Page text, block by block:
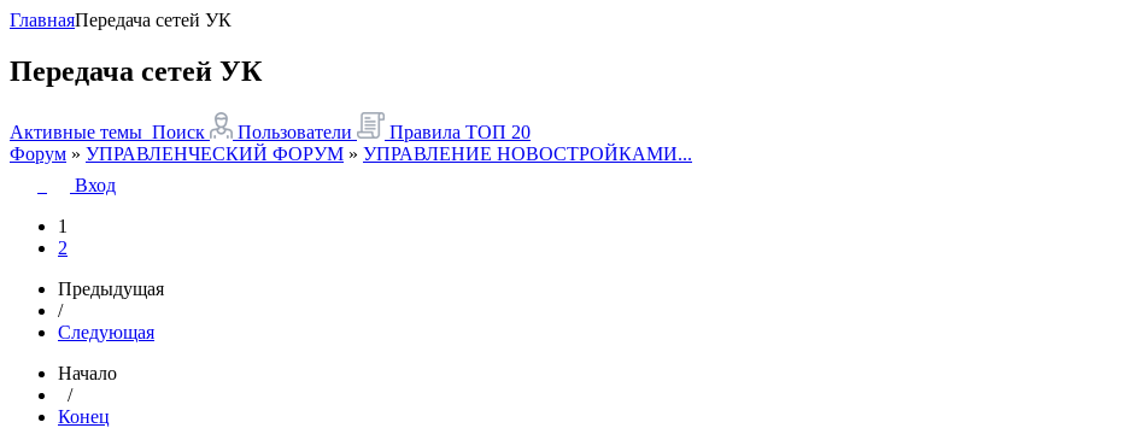
ГлавнаяПередача сетей УК
Передача сетей УК
Активные темы Поиск Пользователи Правила ТОП 20
Форум » УПРАВЛЕНЧЕСКИЙ ФОРУМ » УПРАВЛЕНИЕ НОВОСТРОЙКАМИ...
Вход
1
2
Предыдущая
/
Следующая
Начало
/
Конец